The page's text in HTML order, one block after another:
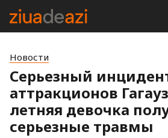
Новости
Серьезный
аттракционов
летняя девочка
серьезные травмы